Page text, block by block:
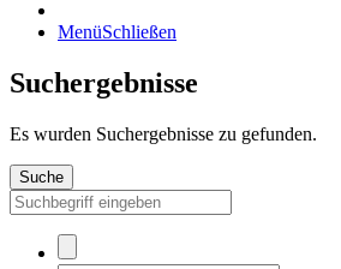
MenüSchließen
Suchergebnisse
Es wurden Suchergebnisse zu gefunden.
Suche